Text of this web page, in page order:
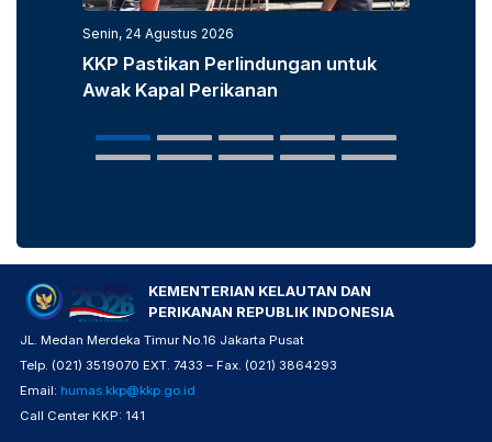
Senin, 24 Agustus 2026
KKP Pastikan Perlindungan untuk
Awak Kapal Perikanan
KEMENTERIAN KELAUTAN DAN
PERIKANAN REPUBLIK INDONESIA
JL. Medan Merdeka Timur No.16 Jakarta Pusat
Telp. (021) 3519070 EXT. 7433 – Fax. (021) 3864293
Email: humas.kkp@kkp.go.id
Call Center KKP: 141